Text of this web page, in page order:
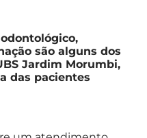
são alguns dos
Jardim Morumbi,
das pacientes